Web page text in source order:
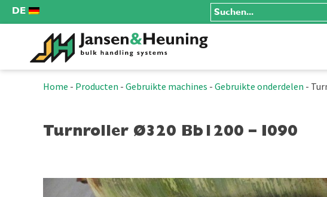
DE
Home - Producten - Gebruikte machines - Gebruikte onderdelen -
Turnroller Ø320 Bb1200 – I090